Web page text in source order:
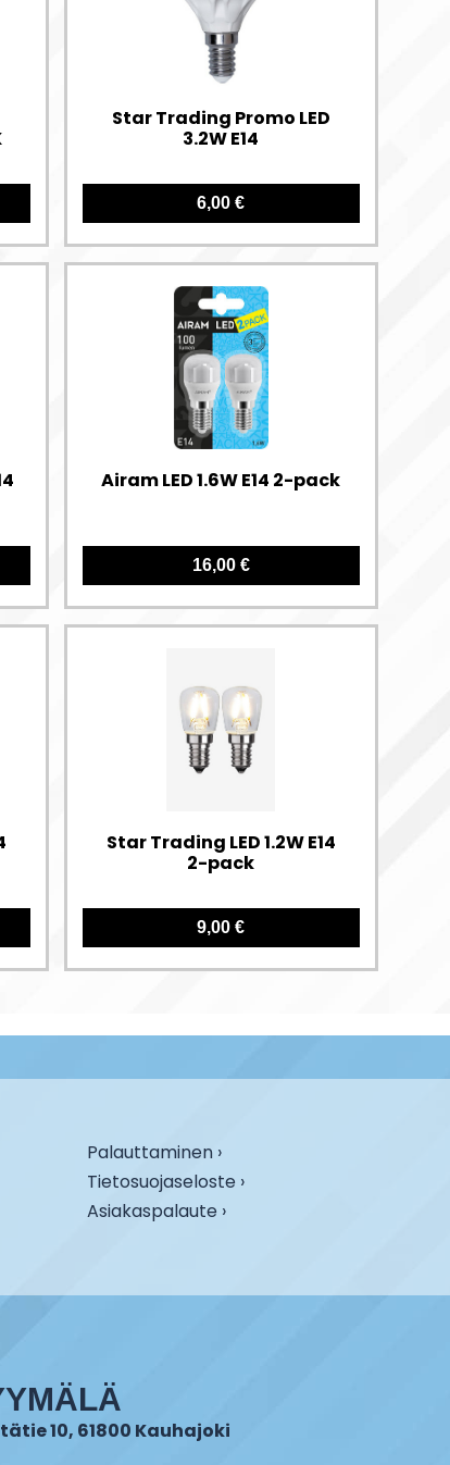
Star Trading Promo LED
3.2W E14
6,00 €
Airam LED 1.6W E14 2-pack
16,00 €
Star Trading LED 1.2W E14
2-pack
9,00 €
Palauttaminen ›
Tietosuojaseloste ›
Asiakaspalaute ›
10, 61800 Kauhajoki